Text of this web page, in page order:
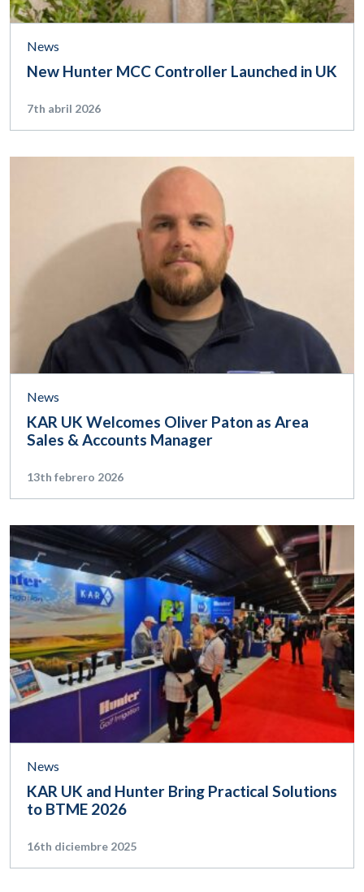
News
New Hunter MCC Controller Launched in UK
7th abril 2026
News
KAR UK Welcomes Oliver Paton as Area
Sales & Accounts Manager
13th febrero 2026
News
KAR UK and Hunter Bring Practical Solutions
to BTME 2026
16th diciembre 2025